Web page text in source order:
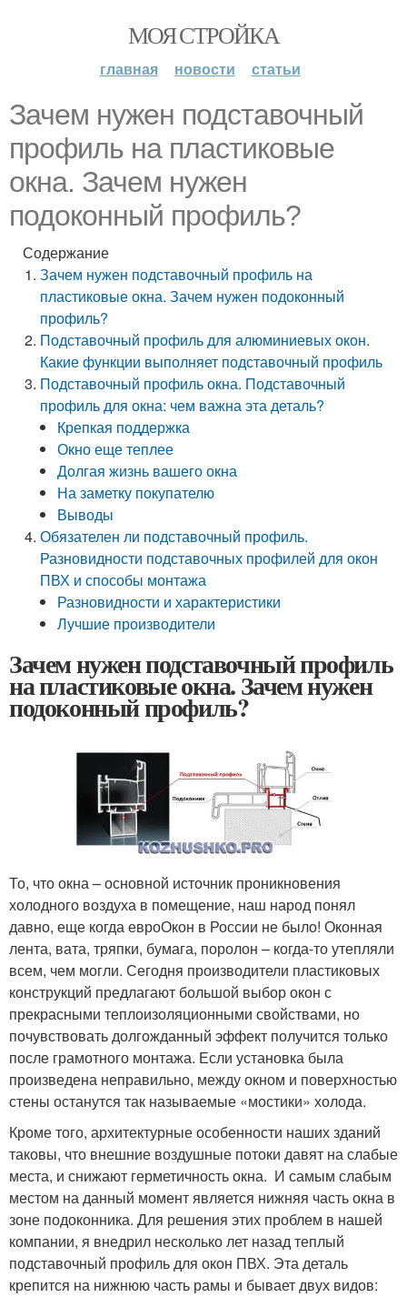
МОЯ СТРОЙКА
главная новости статьи
Зачем нужен подставочный
профиль на пластиковые
окна. Зачем нужен
подоконный профиль?
Содержание
Зачем нужен подставочный профиль на
пластиковые окна. Зачем нужен подоконный
профиль?
Подставочный профиль для алюминиевых окон.
Какие функции выполняет подставочный профиль
Подставочный профиль окна. Подставочный
профиль для окна: чем важна эта деталь?
Крепкая поддержка
Окно еще теплее
Долгая жизнь вашего окна
На заметку покупателю
Выводы
Обязателен ли подставочный профиль.
Разновидности подставочных профилей для окон
ПВХ и способы монтажа
Разновидности и характеристики
Лучшие производители
Зачем нужен подставочный профиль
на пластиковые окна. Зачем нужен
подоконный профиль?
То, что окна – основной источник проникновения
холодного воздуха в помещение, наш народ понял
давно, еще когда евроОкон в России не было! Оконная
лента, вата, тряпки, бумага, поролон – когда-то утепляли
всем, чем могли. Сегодня производители пластиковых
конструкций предлагают большой выбор окон с
прекрасными теплоизоляционными свойствами, но
почувствовать долгожданный эффект получится только
после грамотного монтажа. Если установка была
произведена неправильно, между окном и поверхностью
стены останутся так называемые «мостики» холода.
Кроме того, архитектурные особенности наших зданий
таковы, что внешние воздушные потоки давят на слабые
места, и снижают герметичность окна. И самым слабым
местом на данный момент является нижняя часть окна в
зоне подоконника. Для решения этих проблем в нашей
компании, я внедрил несколько лет назад теплый
подставочный профиль для окон ПВХ. Эта деталь
крепится на нижнюю часть рамы и бывает двух видов: